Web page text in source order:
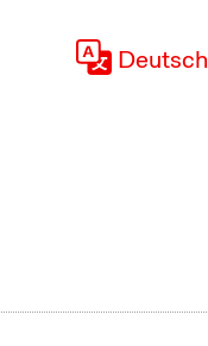
Deutsch